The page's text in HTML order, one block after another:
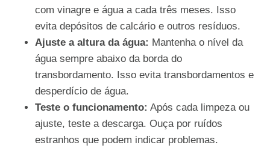
com vinagre e água a cada três meses. Isso
evita depósitos de calcário e outros resíduos.
Ajuste a altura da água: Mantenha o nível da
água sempre abaixo da borda do
transbordamento. Isso evita transbordamentos e
desperdício de água.
Teste o funcionamento: Após cada limpeza ou
ajuste, teste a descarga. Ouça por ruídos
estranhos que podem indicar problemas.